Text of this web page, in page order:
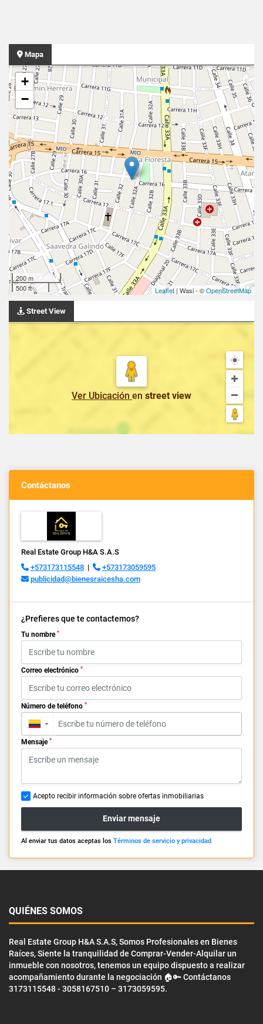
Mapa
+
−
200 m
500 ft
Leaflet | Wasi - ©OpenStreetMap
Street View
Ver Ubicación en street view
Contáctanos
Real Estate Group H&A S.A.S
+573173115548 |
+573173059595
publicidad@bienesraicesha.com
¿Prefieres que te contactemos?
Tu nombre *
Correo electrónico *
Número de teléfono *
▼
Mensaje *
Acepto recibir información sobre ofertas inmobiliarias
Enviar mensaje
Al enviar tus datos aceptas los Términos de servicio y privacidad
QUIÉNES SOMOS
Real Estate Group H&A S.A.S, Somos Profesionales en Bienes
Raíces, Siente la tranquilidad de Comprar-Vender-Alquilar un
inmueble con nosotros, tenemos un equipo dispuesto a realizar
acompañamiento durante la negociación 🏠🔑 Contáctanos
3173115548 - 3058167510 – 3173059595.